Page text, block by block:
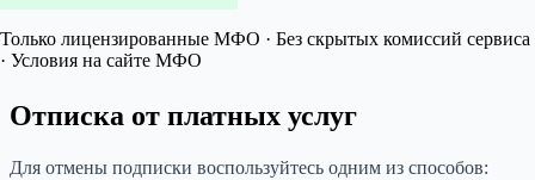
Только лицензированные МФО · Без скрытых комиссий сервиса
· Условия на сайте МФО
Отписка от платных услуг
Для отмены подписки воспользуйтесь одним из способов: